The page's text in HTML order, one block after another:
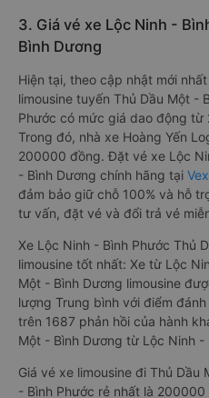
3. Giá vé xe Lộc Ninh -
Bình Dương
Hiện tại, theo cập nhật mới
limousine tuyến Thủ Dầu Một -
Phước có mức giá dao động
Trong đó, nhà xe Hoàng Yến
200000 đồng. Đặt vé xe Lộc
- Bình Dương chính hãng tại
đảm bảo giữ chỗ 100% và hỗ
tư vấn, đặt vé và đổi trả vé
Xe Lộc Ninh - Bình Phước Thủ
limousine tốt nhất: Xe từ Lộc
Một - Bình Dương limousine
lượng Trung bình với điểm
trên 1687 phản hồi của hành
Một - Bình Dương từ Lộc Ninh -
Giá vé xe limousine đi Thủ
- Bình Phước rẻ nhất là 200000